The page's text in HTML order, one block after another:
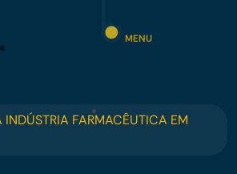
MENU
INDÚSTRIA FARMACÊUTICA EM